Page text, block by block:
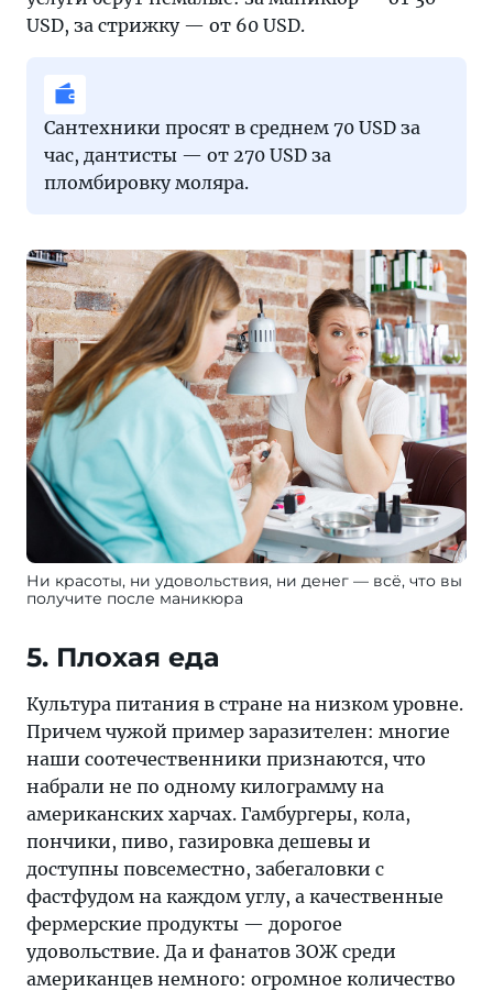
USD, за стрижку — от 60 USD.
Сантехники просят в среднем 70 USD за
час, дантисты — от 270 USD за
пломбировку моляра.
Ни красоты, ни удовольствия, ни денег — всё, что вы
получите после маникюра
5. Плохая еда
Культура питания в стране на низком уровне.
Причем чужой пример заразителен: многие
наши соотечественники признаются, что
набрали не по одному килограмму на
американских харчах. Гамбургеры, кола,
пончики, пиво, газировка дешевы и
доступны повсеместно, забегаловки с
фастфудом на каждом углу, а качественные
фермерские продукты — дорогое
удовольствие. Да и фанатов ЗОЖ среди
американцев немного: огромное количество